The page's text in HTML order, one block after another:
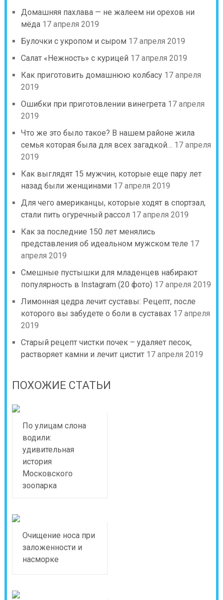
Домашняя пахлава — не жалеем ни орехов ни
мёда 17 апреля 2019
Булочки с укропом и сыром 17 апреля 2019
Салат «Нежность» с курицей 17 апреля 2019
Как приготовить домашнюю колбасу 17 апреля
2019
Ошибки при приготовлении винегрета 17 апреля
2019
Что же это было такое? В нашем районе жила
семья которая была для всех загадкой… 17 апреля
2019
Как выглядят 15 мужчин, которые еще пару лет
назад были женщинами 17 апреля 2019
Для чего американцы, которые ходят в спортзал,
стали пить огуречный рассол 17 апреля 2019
Как за последние 150 лет менялись
представления об идеальном мужском теле 17
апреля 2019
Смешные пустышки для младенцев набирают
популярность в Instagram (20 фото) 17 апреля 2019
Лимонная цедра лечит суставы: Рецепт, после
которого вы забудете о боли в суставах 17 апреля
2019
Старый рецепт чистки почек – удаляет песок,
растворяет камни и лечит цистит 17 апреля 2019
ПОХОЖИЕ СТАТЬИ
По улицам слона
водили:
удивительная
история
Московского
зоопарка
Очищение носа при
заложенности и
насморке